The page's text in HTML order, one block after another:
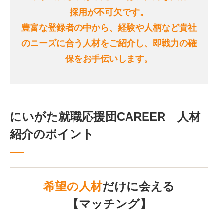
採用が不可欠です。
豊富な登録者の中から、経験や人柄など貴社
のニーズに合う人材をご紹介し、即戦力の確
保をお手伝いします。
にいがた就職応援団CAREER 人材
紹介のポイント
希望の人材だけに会える
【マッチング】